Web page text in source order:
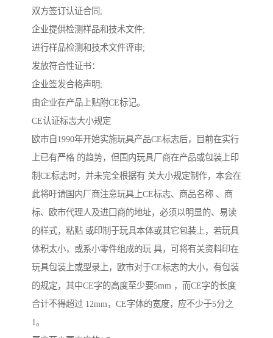
双方签订认证合同;
企业提供检测样品和技术文件;
进行样品检测和技术文件评审;
发放符合性证书：
企业签发合格声明;
由企业在产品上贴附CE标记。
CE认证标志大小规定
欧巿自1990年开始实施玩具产品CE标志后，目前在实行
上已有严格 的趋势，但国内玩具厂商在产品或包装上印
制CE标志时，并未完全根据有 关大小规定制作，本会在
此将吁请国内厂商注意玩具上CE标志、商品名称 、商
标、欧巿代理人及进囗商的地址，必须以明显的、易读
的样式，粘贴 或印制于玩具本体或其它包装上，若玩具
体积太小，或系小零件组成的玩 具，可将有关资料印在
玩具包装上或型录上，欧巿对于CE标志的大小，有包装
的规定，其中CE字的高度至少要5mm ，而CE字的长度
合计不得超过 12mm，CE字体的宽度，应不少于5分之
1。